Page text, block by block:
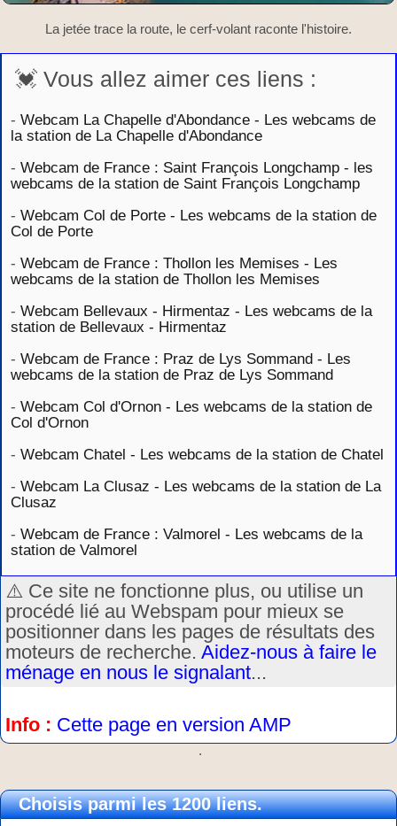
La jetée trace la route, le cerf-volant raconte l'histoire.
💓 Vous allez aimer ces liens :
- Webcam La Chapelle d'Abondance - Les webcams de
la station de La Chapelle d'Abondance
- Webcam de France : Saint François Longchamp - les
webcams de la station de Saint François Longchamp
- Webcam Col de Porte - Les webcams de la station de
Col de Porte
- Webcam de France : Thollon les Memises - Les
webcams de la station de Thollon les Memises
- Webcam Bellevaux - Hirmentaz - Les webcams de la
station de Bellevaux - Hirmentaz
- Webcam de France : Praz de Lys Sommand - Les
webcams de la station de Praz de Lys Sommand
- Webcam Col d'Ornon - Les webcams de la station de
Col d'Ornon
- Webcam Chatel - Les webcams de la station de Chatel
- Webcam La Clusaz - Les webcams de la station de La
Clusaz
- Webcam de France : Valmorel - Les webcams de la
station de Valmorel
⚠️ Ce site ne fonctionne plus, ou utilise un
procédé lié au Webspam pour mieux se
positionner dans les pages de résultats des
moteurs de recherche. Aidez-nous à faire le
ménage en nous le signalant...
Info : Cette page en version AMP
.
Choisis parmi les 1200 liens.